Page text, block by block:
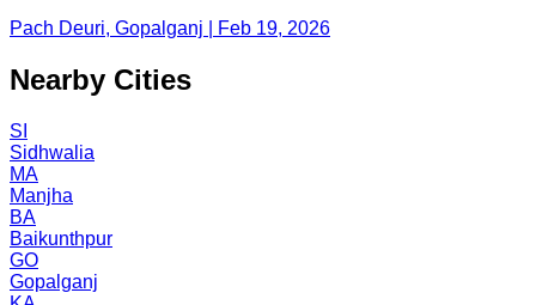
Pach Deuri, Gopalganj | Feb 19, 2026
Nearby Cities
SI
Sidhwalia
MA
Manjha
BA
Baikunthpur
GO
Gopalganj